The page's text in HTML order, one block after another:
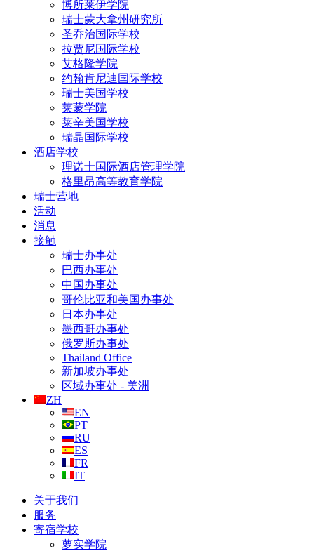
博所莱伊学院
瑞士蒙大拿州研究所
圣乔治国际学校
拉贾尼国际学校
艾格隆学院
约翰肯尼迪国际学校
瑞士美国学校
莱蒙学院
莱辛美国学校
瑞晶国际学校
酒店学校
理诺士国际酒店管理学院
格里昂高等教育学院
瑞士营地
活动
消息
接触
瑞士办事处
巴西办事处
中国办事处
哥伦比亚和美国办事处
日本办事处
墨西哥办事处
俄罗斯办事处
Thailand Office
新加坡办事处
区域办事处 - 美洲
ZH
EN
PT
RU
ES
FR
IT
关于我们
服务
寄宿学校
萝实学院